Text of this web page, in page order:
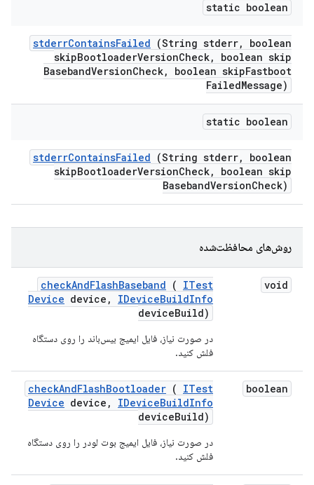
static boolean
stderrContainsFailed (String stderr,
boolean
skipBootloaderVersionCheck,
boolean skip
BasebandVersionCheck, boolean skipFastboot
FailedMessage)
static boolean
stderrContainsFailed (String stderr,
boolean
skipBootloaderVersionCheck,
boolean skip
BasebandVersionCheck)
روش‌های محافظت‌شده
void
checkAndFlashBaseband ( ITest
Device device , IDeviceBuildInfo
deviceBuild)
در صورت نیاز، فایل ایمیج بیس‌باند را روی دستگاه
فلش کنید.
boolean
checkAndFlashBootloader ( ITest
Device device , IDeviceBuildInfo
deviceBuild)
در صورت نیاز، فایل ایمیج بوت لودر را روی دستگاه
فلش کنید.